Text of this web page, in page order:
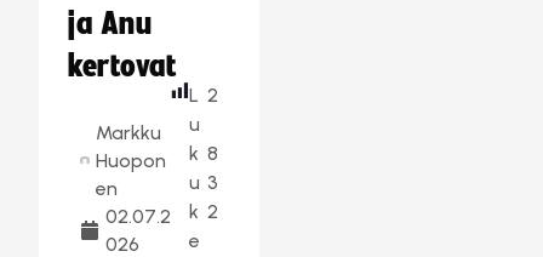
ja Anu
kertovat
Markku
Huopon
en
02.07.2
026
L
u
k
u
k
e
2
8
3
2